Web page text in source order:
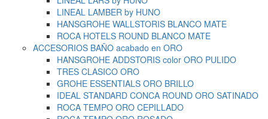
LINEAL LAMBER by HUNO
HANSGROHE WALLSTORIS BLANCO MATE
ROCA HOTELS ROUND BLANCO MATE
ACCESORIOS BAÑO acabado en ORO
HANSGROHE ADDSTORIS color ORO PULIDO
TRES CLASICO ORO
GROHE ESSENTIALS ORO BRILLO
IDEAL STANDARD CONCA ROUND ORO SATINADO
ROCA TEMPO ORO CEPILLADO